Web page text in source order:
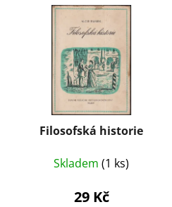
Filosofská historie
Skladem (1 ks)
29 Kč